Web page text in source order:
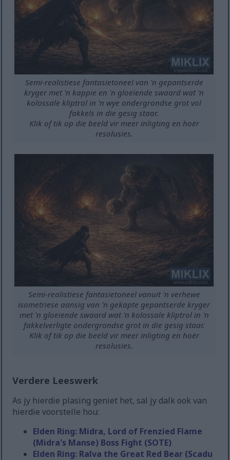
Semi-realistiese fantasietoneel van 'n gepantserde
kryger met 'n kappie en 'n gloeiende swaard wat 'n
kolossale kliptrol in 'n wye ondergrondse grot vol
fakkels in die gesig staar.
Klik of tik op die beeld vir meer inligting en hoër
resolusies.
Semi-realistiese fantasietoneel vanuit 'n verhewe
isometriese aansig van 'n gekapte gepantserde kryger
met 'n gloeiende swaard wat 'n kolossale kliptrol in 'n
fakkelverligte ondergrondse grot in die gesig staar.
Klik of tik op die beeld vir meer inligting en hoër
resolusies.
Verdere Leeswerk
As jy hierdie plasing geniet het, sal jy dalk ook van
hierdie voorstelle hou:
Elden Ring: Midra, Lord of Frenzied Flame
(Midra's Manse) Boss Fight (SOTE)
Elden Ring: Ralva the Great Red Bear (Scadu